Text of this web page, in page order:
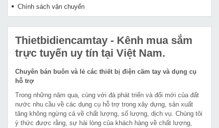
Chính sách vận chuyển
Thietbidiencamtay - Kênh mua sắm
trực tuyến uy tín tại Việt Nam.
Chuyên bán buôn và lẻ các thiết bị điện cầm tay và dụng cụ
hỗ trợ
Trong những năm qua, cùng với đà phát triển và đổi mới của đất
nước nhu cầu về các dụng cụ hỗ trợ trong xây dựng, sản xuất
tăng không ngừng cả về chất lượng, số lượng, dịch vụ. Chúng tôi
ý thức được rằng, sự hài lòng của khách hàng về chất lượng,